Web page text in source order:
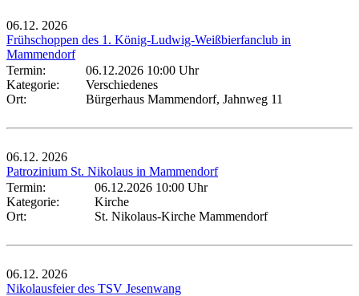
06.12. 2026
Frühschoppen des 1. König-Ludwig-Weißbierfanclub in
Mammendorf
Termin:
06.12.2026 10:00 Uhr
Kategorie:
Verschiedenes
Ort:
Bürgerhaus Mammendorf, Jahnweg 11
06.12. 2026
Patrozinium St. Nikolaus in Mammendorf
Termin:
06.12.2026 10:00 Uhr
Kategorie:
Kirche
Ort:
St. Nikolaus-Kirche Mammendorf
06.12. 2026
Nikolausfeier des TSV Jesenwang